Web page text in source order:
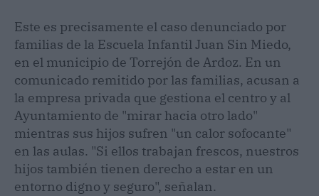
Este es precisamente el caso denunciado por
familias de la Escuela Infantil Juan Sin Miedo,
en el municipio de Torrejón de Ardoz. En un
comunicado remitido por las familias, acusan a
la empresa privada que gestiona el centro y al
Ayuntamiento de "mirar hacia otro lado"
mientras sus hijos sufren "un calor sofocante"
en las aulas. "Si ellos trabajan frescos, nuestros
hijos también tienen derecho a estar en un
entorno digno y seguro", señalan.